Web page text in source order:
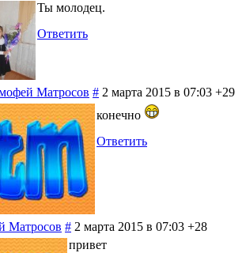
Ты молодец.
Ответить
Матросов # 2 марта 2015 в 07:03 +29
конечно
Ответить
Матросов # 2 марта 2015 в 07:03 +28
привет